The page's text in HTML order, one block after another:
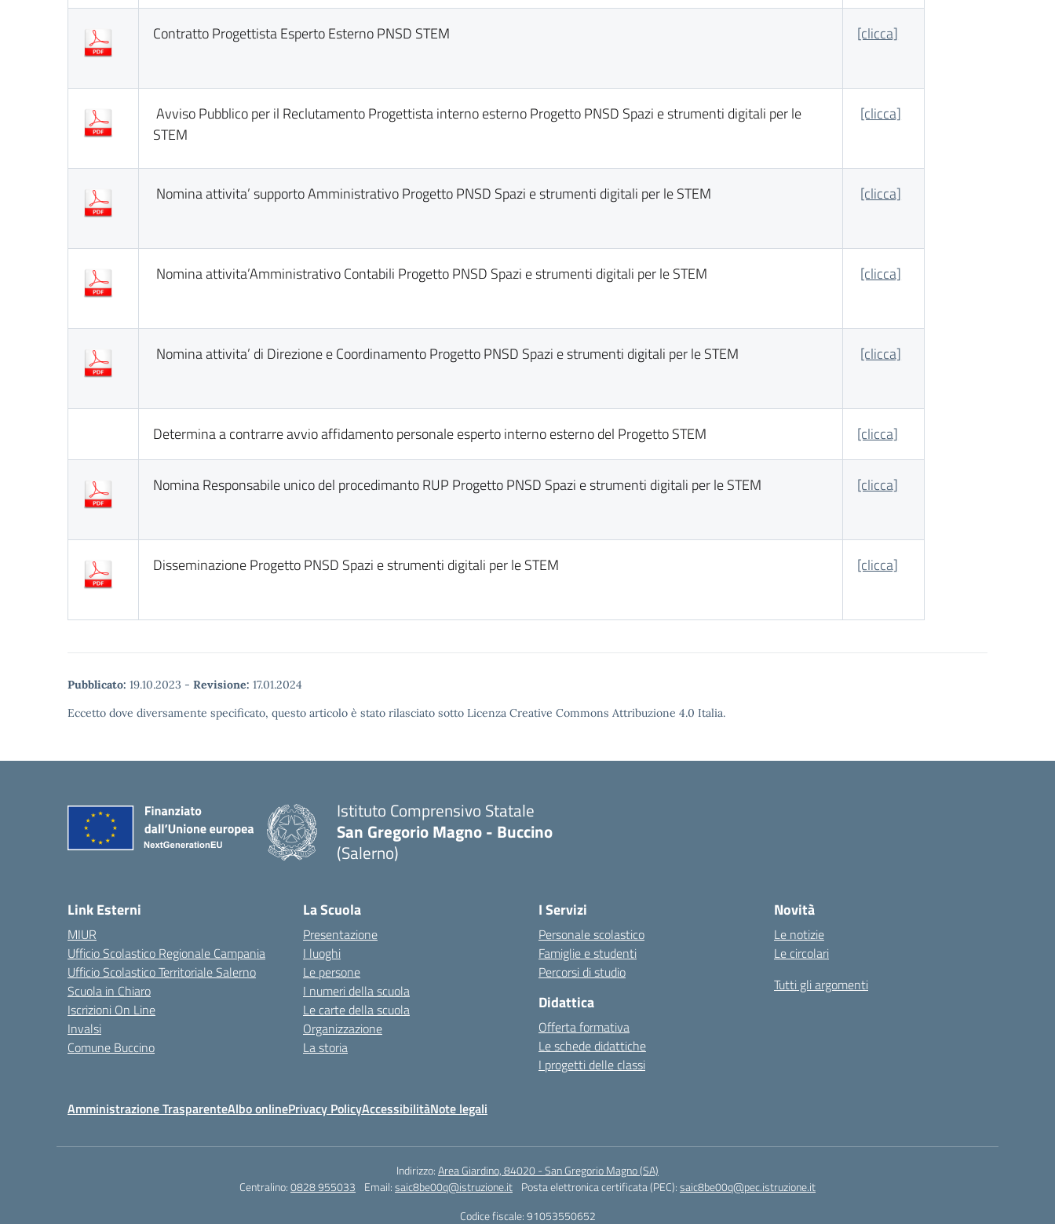
Contratto Progettista Esperto Esterno PNSD STEM [clicca]
Avviso Pubblico per il Reclutamento Progettista interno esterno Progetto PNSD Spazi e strumenti digitali per le
STEM
[clicca]
Nomina attivita’ supporto Amministrativo Progetto PNSD Spazi e strumenti digitali per le STEM [clicca]
Nomina attivita’Amministrativo Contabili Progetto PNSD Spazi e strumenti digitali per le STEM [clicca]
Nomina attivita’ di Direzione e Coordinamento Progetto PNSD Spazi e strumenti digitali per le STEM [clicca]
Determina a contrarre avvio affidamento personale esperto interno esterno del Progetto STEM [clicca]
Nomina Responsabile unico del procedimanto RUP Progetto PNSD Spazi e strumenti digitali per le STEM [clicca]
Disseminazione Progetto PNSD Spazi e strumenti digitali per le STEM [clicca]
Pubblicato: 19.10.2023 - Revisione: 17.01.2024
Eccetto dove diversamente specificato, questo articolo è stato rilasciato sotto Licenza Creative Commons Attribuzione 4.0 Italia.
Istituto Comprensivo Statale
San Gregorio Magno - Buccino
(Salerno)
Link Esterni
MIUR
Ufficio Scolastico Regionale Campania
Ufficio Scolastico Territoriale Salerno
Scuola in Chiaro
Iscrizioni On Line
Invalsi
Comune Buccino
La Scuola
Presentazione
I luoghi
Le persone
I numeri della scuola
Le carte della scuola
Organizzazione
La storia
I Servizi
Personale scolastico
Famiglie e studenti
Percorsi di studio
Didattica
Offerta formativa
Le schede didattiche
I progetti delle classi
Novità
Le notizie
Le circolari
Tutti gli argomenti
Amministrazione TrasparenteAlbo onlinePrivacy PolicyAccessibilitàNote legali
Indirizzo:Area Giardino, 84020 - San Gregorio Magno (SA)
Centralino:0828 955033 Email:saic8be00q@istruzione.it Posta elettronica certificata (PEC):saic8be00q@pec.istruzione.it
Codice fiscale: 91053550652